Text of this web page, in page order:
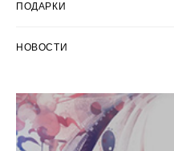
ПОДАРКИ
НОВОСТИ